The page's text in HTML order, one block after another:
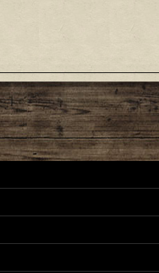
パーツリスト
パーツリスト
］純正パーツリスト
］純正パーツリスト
スト